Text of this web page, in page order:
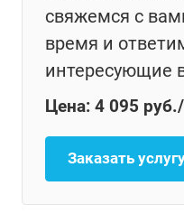
свяжемся с
время и
интересующие
Цена: 4 095 руб.
Заказать